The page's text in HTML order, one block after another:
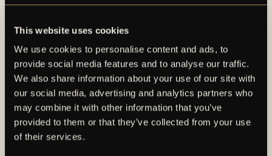
This website uses cookies
We use cookies to personalise content and ads, to
provide social media features and to analyse our traffic.
We also share information about your use of our site with
our social media, advertising and analytics partners who
may combine it with other information that you’ve
provided to them or that they’ve collected from your use
of their services.
Betalning ska, förutom kontant betalning, kunna
eller annars med villkor.
Beslutades, i enlighet med styrelsens förslag, att
bolaget ska ingå avtal med AIK Fotbollsförening
beträffande upplåtelse av s.k. spelrätt för vilken
bolaget ska betala en ersättning uppgående till 6,3
procent av bolagets (med dotterbolag) intäkter
exklusive spelarförsäljningar.
Beslutades, i enlighet med styrelsens förslag, att